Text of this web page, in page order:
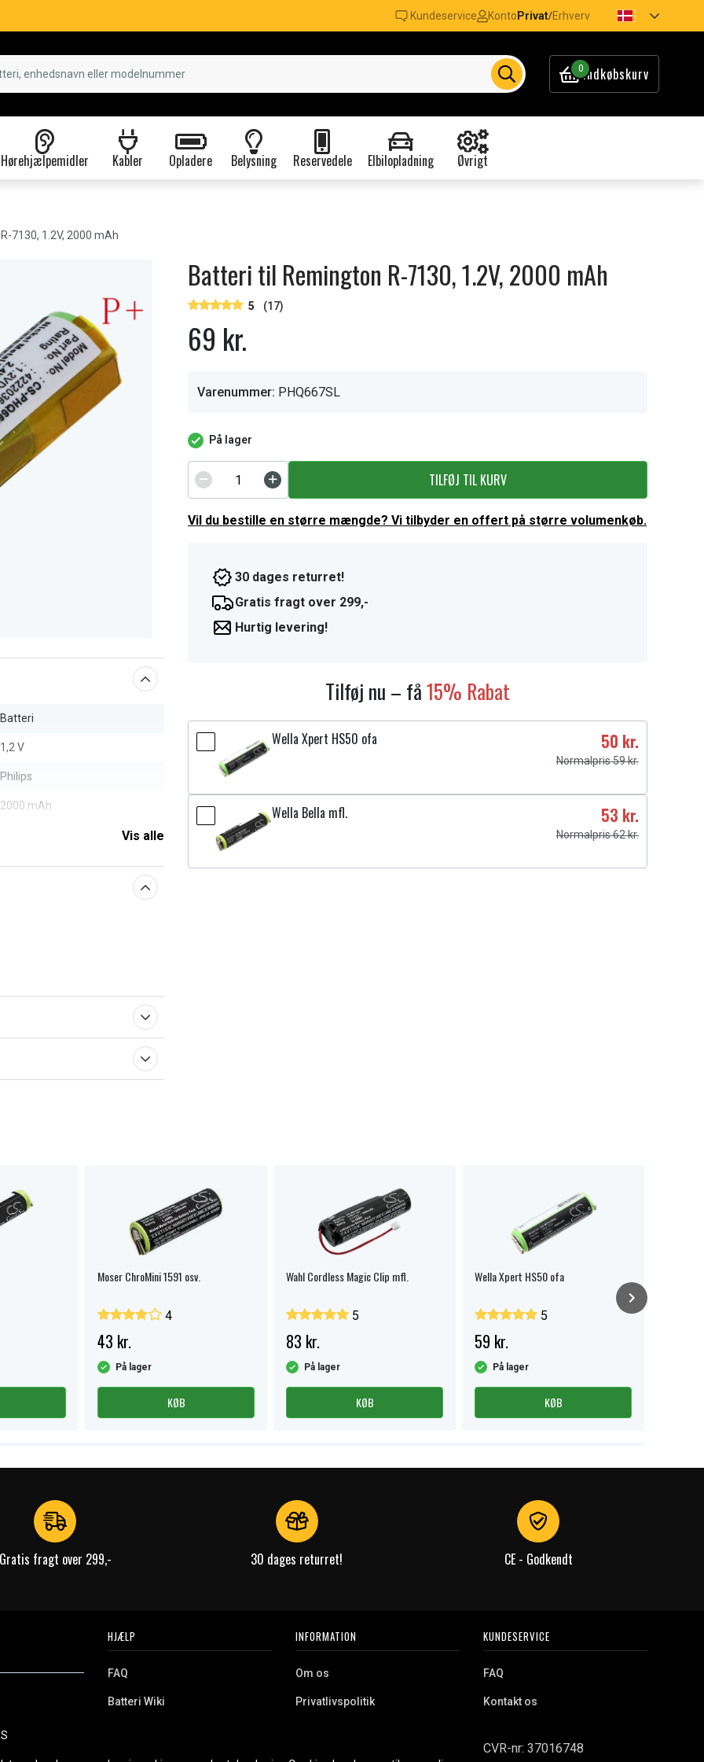
Kundeservice Konto Privat/Erhverv
0Indkøbskurv
Hørehjælpemidler Kabler Opladere Belysning Reservedele Elbilopladning Øvrigt
7130, 1.2V, 2000 mAh
Batteri
1,2 V
Philips
2000 mAh
Vis alle
Batteri til Remington R-7130, 1.2V, 2000 mAh
5 (17)
69 kr.
Varenummer: PHQ667SL
På lager
TILFØJ TIL KURV
Vil du bestille en større mængde? Vi tilbyder en offert på større volumenkøb.
30 dages returret!
Gratis fragt over 299,-
Hurtig levering!
Tilføj nu – få15% Rabat
Wella Xpert HS50 ofa 50 kr.
Normalpris 59 kr.
Wella Bella mfl. 53 kr.
Normalpris 62 kr.
Moser ChroMini 1591 osv.
4
43 kr.
På lager
KØB
Wahl Cordless Magic Clip mfl.
5
83 kr.
På lager
KØB
Wella Xpert HS50 ofa
5
59 kr.
På lager
KØB
Gratis fragt over 299,- 30 dages returret! CE - Godkendt
Vi tilbyder et
HJÆLP
FAQ
Batteri Wiki
Erhvervskunde
INFORMATION
Om os
Privatlivspolitik
Cookies
KUNDESERVICE
FAQ
Kontakt os
CVR-nr: 37016748